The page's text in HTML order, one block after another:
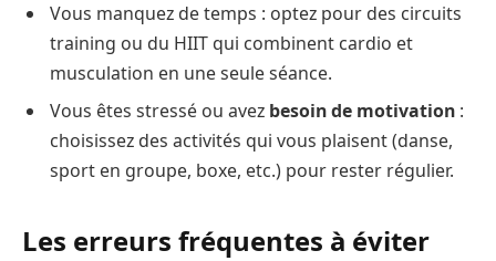
Vous manquez de temps : optez pour des circuits
training ou du HIIT qui combinent cardio et
musculation en une seule séance.
Vous êtes stressé ou avez besoin de motivation :
choisissez des activités qui vous plaisent (danse,
sport en groupe, boxe, etc.) pour rester régulier.
Les erreurs fréquentes à éviter